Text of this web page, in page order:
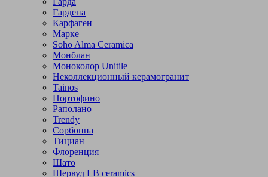
Гардена
Карфаген
Марке
Soho Alma Ceramica
Монблан
Моноколор Unitile
Неколлекционный керамогранит
Tainos
Портофино
Раполано
Trendy
Сорбонна
Тициан
Флоренция
Шато
Шервуд LB ceramics